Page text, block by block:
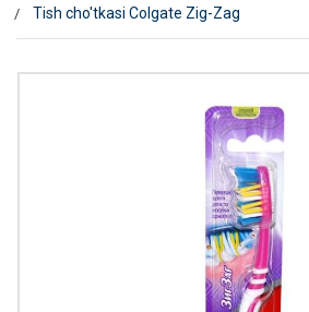
Tish cho'tkasi Colgate Zig-Zag